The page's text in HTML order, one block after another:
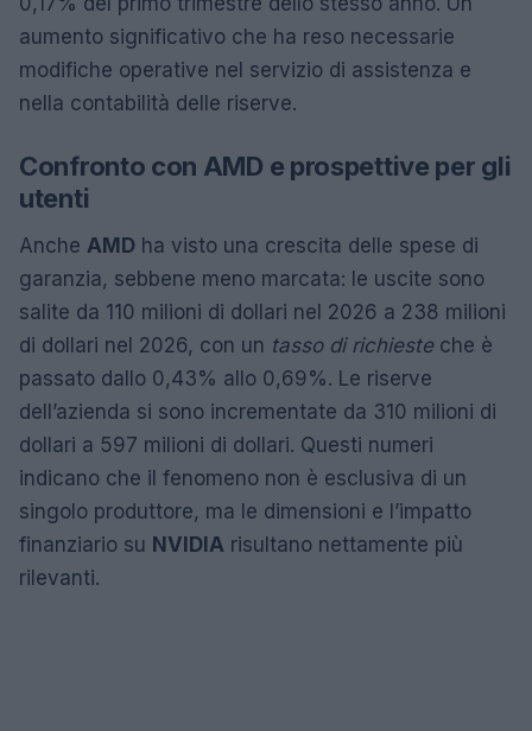
aumento significativo che ha reso necessarie
modifiche operative nel servizio di assistenza e
nella contabilità delle riserve.
Confronto con AMD e prospettive per gli
utenti
Anche AMD ha visto una crescita delle spese di
garanzia, sebbene meno marcata: le uscite sono
salite da 110 milioni di dollari nel 2026 a 238 milioni
di dollari nel 2026, con un tasso di richiesteche è
passato dallo 0,43% allo 0,69%. Le riserve
dell’azienda si sono incrementate da 310 milioni di
dollari a 597 milioni di dollari. Questi numeri
indicano che il fenomeno non è esclusiva di un
singolo produttore, ma le dimensioni e l’impatto
finanziario su NVIDIA risultano nettamente più
rilevanti.